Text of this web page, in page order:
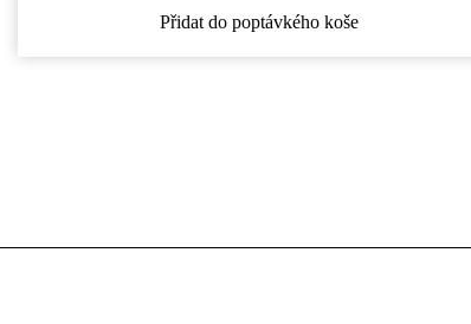
Přidat do poptávkého koše